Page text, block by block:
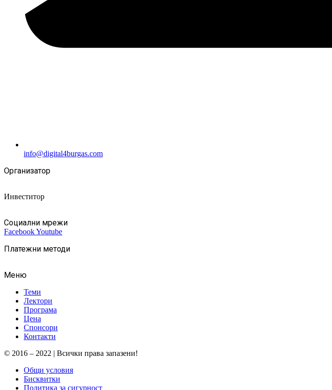
info@digital4burgas.com
Организатор
Инвеститор
Социални мрежи
FacebookYoutube
Платежни методи
Меню
Теми
Лектори
Програма
Цена
Спонсори
Контакти
© 2016 – 2022 | Всички права запазени!
Общи условия
Бисквитки
Политика за сигурност